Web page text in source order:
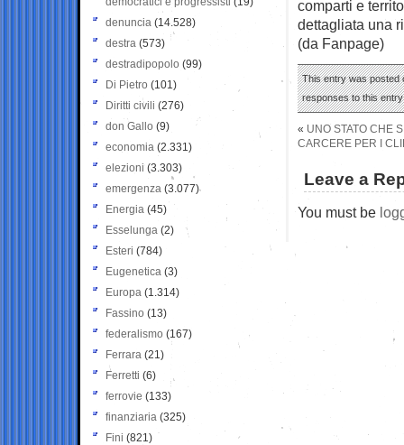
comparti e
dettagliata una
(da Fanpage)
This entry was posted
responses to this
« UNO STATO CHE
CARCERE PER I
Leave a
You must be
denuncia (14.528)
destra (573)
destradipopolo (99)
Di Pietro (101)
Diritti civili (276)
don Gallo (9)
economia (2.331)
elezioni (3.303)
emergenza (3.077)
Energia (45)
Esselunga (2)
Esteri (784)
Eugenetica (3)
Europa (1.314)
Fassino (13)
federalismo (167)
Ferrara (21)
Ferretti (6)
ferrovie (133)
finanziaria (325)
Fini (821)